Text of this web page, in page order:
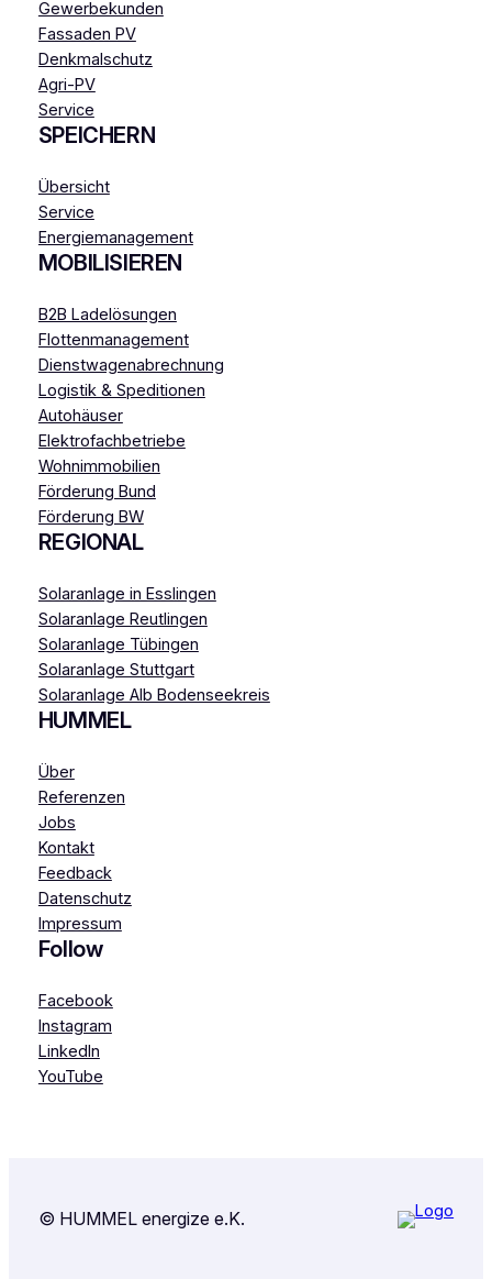
Gewerbekunden
Fassaden PV
Denkmalschutz
Agri-PV
Service
SPEICHERN
Übersicht
Service
Energiemanagement
MOBILISIEREN
B2B Ladelösungen
Flottenmanagement
Dienstwagenabrechnung
Logistik & Speditionen
Autohäuser
Elektrofachbetriebe
Wohnimmobilien
Förderung Bund
Förderung BW
REGIONAL
Solaranlage in Esslingen
Solaranlage Reutlingen
Solaranlage Tübingen
Solaranlage Stuttgart
Solaranlage Alb Bodenseekreis
HUMMEL
Über
Referenzen
Jobs
Kontakt
Feedback
Datenschutz
Impressum
Follow
Facebook
Instagram
LinkedIn
YouTube
© HUMMEL energize e.K.